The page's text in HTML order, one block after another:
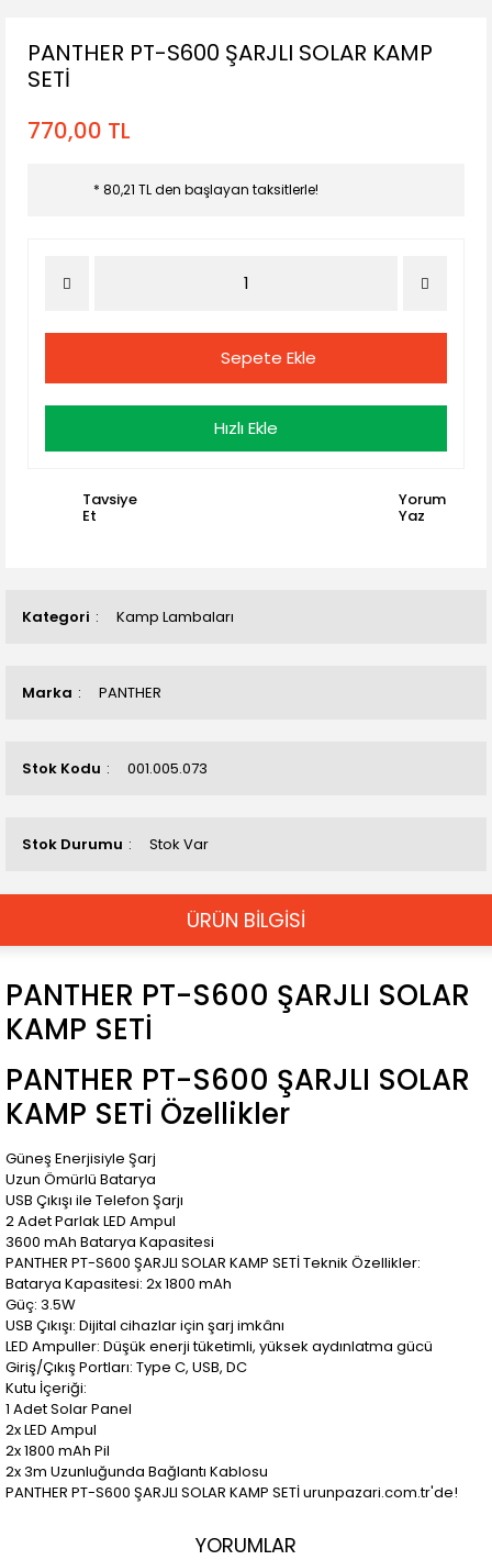
Kategori Kamp Lambaları
Marka PANTHER
Stok Kodu 001.005.073
Stok Durumu Stok Var
PANTHER PT-S600 ŞARJLI SOLAR KAMP
SETİ
770,00 TL
* 80,21 TL den başlayan taksitlerle!
Sepete Ekle
Hızlı Ekle
Tavsiye
Et
Yorum
Yaz
ÜRÜN BİLGİSİ
PANTHER PT-S600 ŞARJLI SOLAR
KAMP SETİ
PANTHER PT-S600 ŞARJLI SOLAR
KAMP SETİ Özellikler
Güneş Enerjisiyle Şarj
Uzun Ömürlü Batarya
USB Çıkışı ile Telefon Şarjı
2 Adet Parlak LED Ampul
3600 mAh Batarya Kapasitesi
PANTHER PT-S600 ŞARJLI SOLAR KAMP SETİ Teknik Özellikler:
Batarya Kapasitesi: 2x 1800 mAh
Güç: 3.5W
USB Çıkışı: Dijital cihazlar için şarj imkânı
LED Ampuller: Düşük enerji tüketimli, yüksek aydınlatma gücü
Giriş/Çıkış Portları: Type C, USB, DC
Kutu İçeriği:
1 Adet Solar Panel
2x LED Ampul
2x 1800 mAh Pil
2x 3m Uzunluğunda Bağlantı Kablosu
PANTHER PT-S600 ŞARJLI SOLAR KAMP SETİ urunpazari.com.tr'de!
YORUMLAR